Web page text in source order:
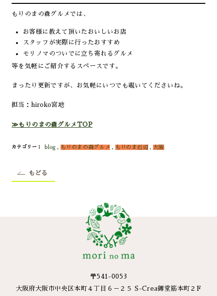
もりのまの森グルメでは、
お客様に教えて頂いたおいしいお店
スタッフが実際に行ったおすすめ
モリノマのついでに立ち寄れるグルメ
等を気軽にご紹介するスペースです。
まったり更新ですが、お気軽にいつでも覗いてくださいね。
担当：hiroko宮地
≫もりのまの森グルメTOP
カテゴリー blog , もりのまの森グルメ , もりのま近辺,大阪
もどる
〒541-0053
大阪府大阪市中央区本町４丁目６－２５ S-Crea御堂筋本町２F